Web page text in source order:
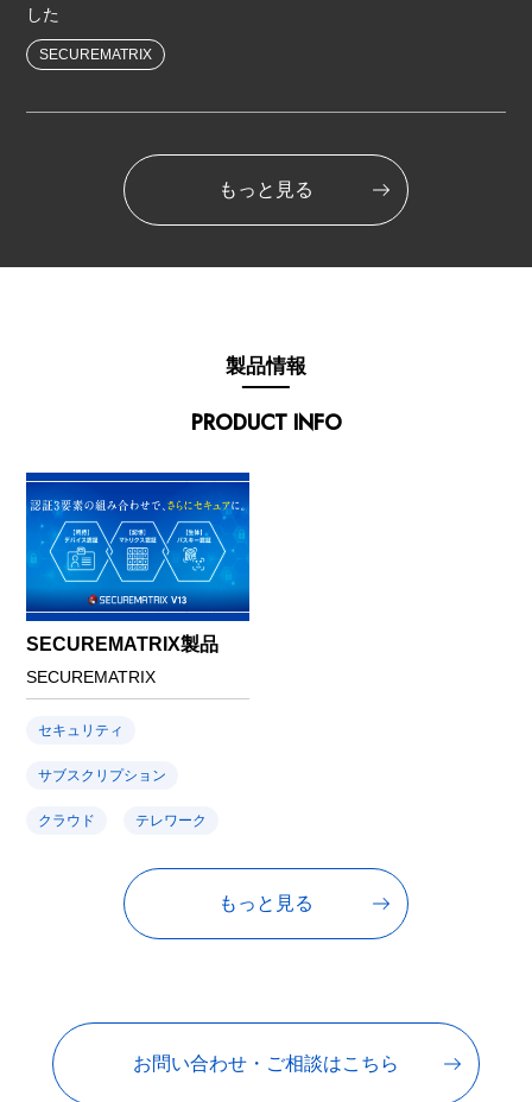
した
SECUREMATRIX
もっと見る
PRODUCT INFO
製品情報
SECUREMATRIX製品
SECUREMATRIX
セキュリティ
サブスクリプション
クラウド テレワーク
もっと見る
お問い合わせ・ご相談はこちら